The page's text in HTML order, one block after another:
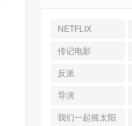
NETFLIX
传记电影
反派
导演
我们一起摇太阳